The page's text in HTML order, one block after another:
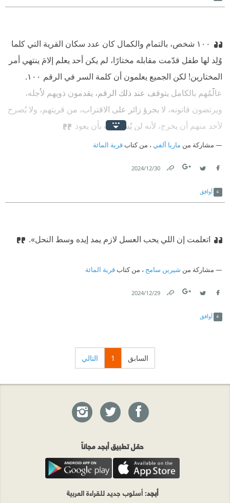
١٠٠ شخص، بالتمام والكمال كان عدد سكان القرية التي كلما
وُلِد لها طفل قدّمت مقابله مختارًا، لم يكن أحد يعلم إلامَ ينتهي أمر
المختارين! لكن الجميع يعلمون أن كلمة السر في الرقم ١٠٠.
عالَمُهم بالكامل يتوقف عند ذلك الرقم، يقدمون ذويهم لأجله،
ويرتضون قانونه، لا يجرؤ زائر على الاقتراب، من قريتهم، ولا يُصرح
لأحد منهم أن يخرج، لأنه لن يُسمح له بأن يعود
مشاركة من ماريا ألفي ، من كتابقرية المائة
30‏/12‏/2024
أوافق
اتعلمت إن اللي يحب العسل لازم يمد إيده وسط النحل».
مشاركة من شيرين سامح ، من كتابقرية المائة
29‏/12‏/2024
أوافق
السابق 1 التالي
حمّل تطبيق أبجد مجاناً
أبجد: أسلوب جديد للقراءة العربية